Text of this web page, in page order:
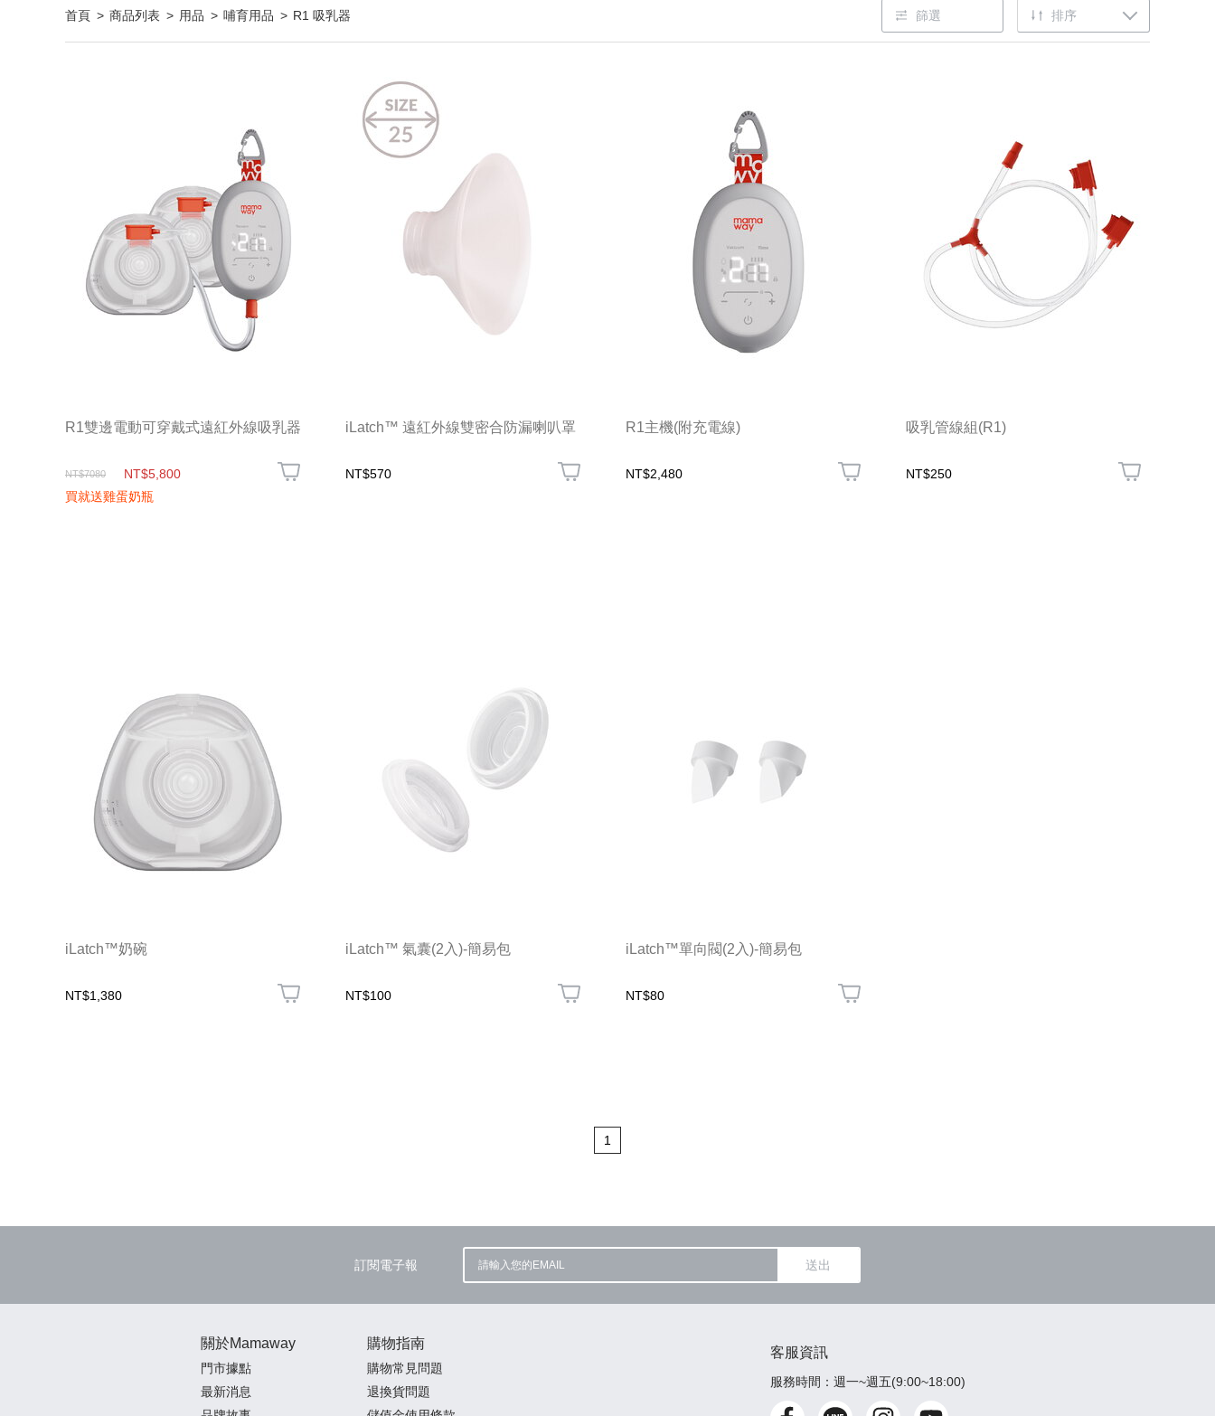
首頁 商品列表 用品 哺育用品 R1 吸乳器 篩選
R1雙邊電動可穿戴式遠紅外線吸乳器
NT$7080
NT$5,800
買就送雞蛋奶瓶
iLatch™ 遠紅外線雙密合防漏喇叭罩
NT$570
R1主機(附充電線)
NT$2,480
吸乳管線組(R1)
NT$250
iLatch™奶碗
NT$1,380
iLatch™ 氣囊(2入)-簡易包
NT$100
iLatch™單向閥(2入)-簡易包
NT$80
1
訂閱電子報 送出
關於Mamaway
門市據點
最新消息
購物指南
購物常見問題
退換貨問題
客服資訊
服務時間：週一~週五(9:00~18:00)